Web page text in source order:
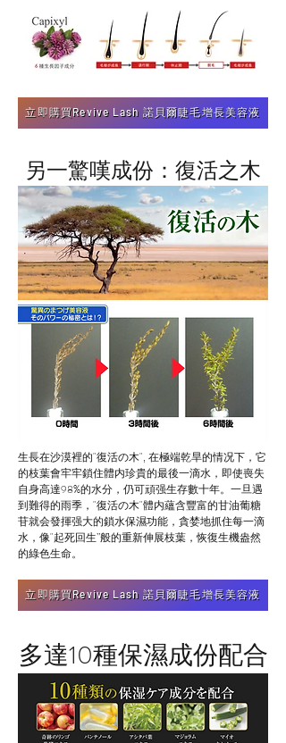
立即購買Revive Lash 諾貝爾睫毛增長美容液
​另一驚嘆成份：復活之木
生長在沙漠裡的"復活の木", 在極端乾旱的情况下，它
的枝葉會牢牢鎖住體内珍貴的最後一滴水，即使喪失
自身高達98%的水分，仍可頑强生存數十年。一旦遇
到難得的雨季，"復活の木"體内蘊含豐富的甘油葡糖
苷就会發揮强大的鎖水保濕功能，貪婪地抓住每一滴
水，像"起死回生”般的重新伸展枝葉，恢復生機盎然
的綠色生命。
立即購買Revive Lash 諾貝爾睫毛增長美容液
多達10種保濕成份配合